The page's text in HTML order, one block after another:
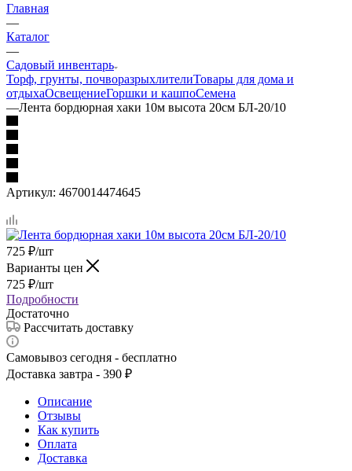
Главная
—
Каталог
—
Садовый инвентарь
Торф, грунты, почворазрыхлителиТовары для дома и
отдыхаОсвещениеГоршки и кашпоСемена
—Лента бордюрная хаки 10м высота 20см БЛ-20/10
Артикул: 4670014474645
725 ₽/шт
Варианты цен
725 ₽/шт
Подробности
Достаточно
Рассчитать доставку
Самовывоз сегодня - бесплатно
Доставка завтра - 390 ₽
Описание
Отзывы
Как купить
Оплата
Доставка